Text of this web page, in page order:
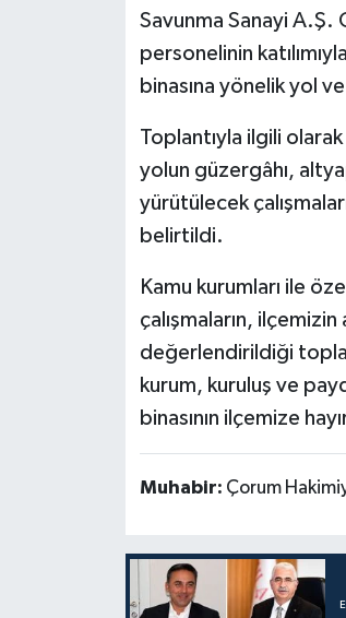
Savunma Sanayi
personelinin
binasına yönelik yol
Toplantıyla ilgili olarak
yolun güzergâhı,
yürütülecek
belirtildi.
Kamu kurumları ile
çalışmaların,
değerlendirildiği
kurum, kuruluş ve
binasının ilçemize
Muhabir: Çorum